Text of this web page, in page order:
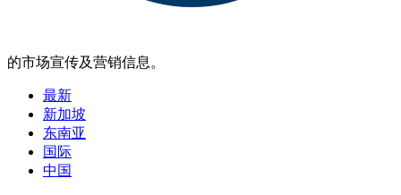
的市场宣传及营销信息。
最新
新加坡
东南亚
国际
中国